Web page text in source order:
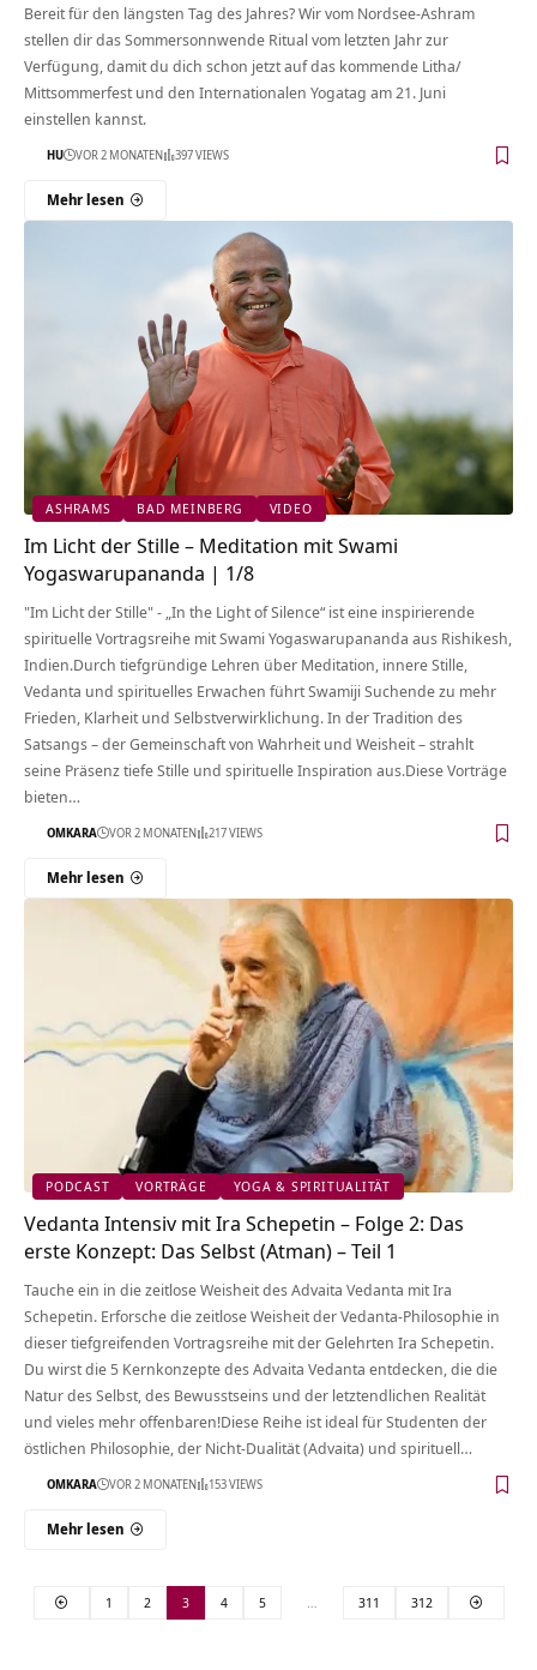
Bereit für den längsten Tag des Jahres? Wir vom Nordsee-Ashram
stellen dir das Sommersonnwende Ritual vom letzten Jahr zur
Verfügung, damit du dich schon jetzt auf das kommende Litha/
Mittsommerfest und den Internationalen Yogatag am 21. Juni
einstellen kannst.
HU VOR 2 MONATEN 397 VIEWS
Mehr lesen
ASHRAMS BAD MEINBERG VIDEO
Im Licht der Stille – Meditation mit Swami
Yogaswarupananda | 1/8
"Im Licht der Stille" - „In the Light of Silence“ ist eine inspirierende
spirituelle Vortragsreihe mit Swami Yogaswarupananda aus Rishikesh,
Indien.Durch tiefgründige Lehren über Meditation, innere Stille,
Vedanta und spirituelles Erwachen führt Swamiji Suchende zu mehr
Frieden, Klarheit und Selbstverwirklichung. In der Tradition des
Satsangs – der Gemeinschaft von Wahrheit und Weisheit – strahlt
seine Präsenz tiefe Stille und spirituelle Inspiration aus.Diese Vorträge
bieten…
OMKARA VOR 2 MONATEN 217 VIEWS
Mehr lesen
PODCAST VORTRÄGE YOGA & SPIRITUALITÄT
Vedanta Intensiv mit Ira Schepetin – Folge 2: Das
erste Konzept: Das Selbst (Atman) – Teil 1
Tauche ein in die zeitlose Weisheit des Advaita Vedanta mit Ira
Schepetin. Erforsche die zeitlose Weisheit der Vedanta-Philosophie in
dieser tiefgreifenden Vortragsreihe mit der Gelehrten Ira Schepetin.
Du wirst die 5 Kernkonzepte des Advaita Vedanta entdecken, die die
Natur des Selbst, des Bewusstseins und der letztendlichen Realität
und vieles mehr offenbaren!Diese Reihe ist ideal für Studenten der
östlichen Philosophie, der Nicht-Dualität (Advaita) und spirituell…
OMKARA VOR 2 MONATEN 153 VIEWS
Mehr lesen
1 2 3 4 5 311 312